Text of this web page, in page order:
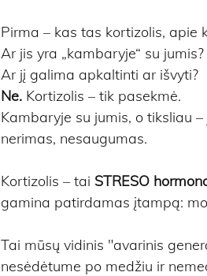
Pirma – kas tas kortizolis, apie
Ar jis yra „kambaryje“ su jumis?
Ar jį galima apkaltinti ar išvyti?
Ne. Kortizolis – tik pasekmė.
Kambaryje su jumis, o tiksliau
nerimas, nesaugumas.
Kortizolis – tai STRESO
gamina patirdamas įtampą:
Tai mūsų vidinis "avarinis
nesėdėtume po medžiu ir